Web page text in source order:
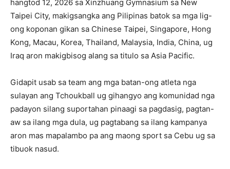
hangtod 12, 2026 sa Xinzhuang Gymnasium sa New
Taipei City, makigsangka ang Pilipinas batok sa mga lig-
ong koponan gikan sa Chinese Taipei, Singapore, Hong
Kong, Macau, Korea, Thailand, Malaysia, India, China, ug
Iraq aron makigbisog alang sa titulo sa Asia Pacific.
Gidapit usab sa team ang mga batan-ong atleta nga
sulayan ang Tchoukball ug gihangyo ang komunidad nga
padayon silang suportahan pinaagi sa pagdasig, pagtan-
aw sa ilang mga dula, ug pagtabang sa ilang kampanya
aron mas mapalambo pa ang maong sport sa Cebu ug sa
tibuok nasud.